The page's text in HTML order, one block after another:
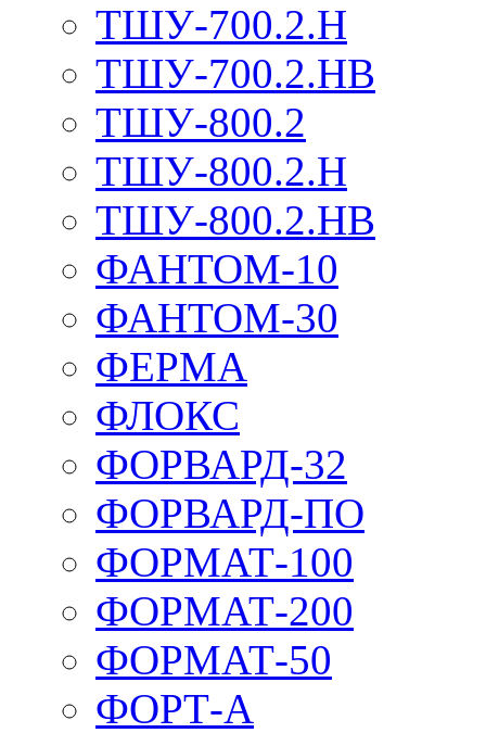
ТШУ-700.2.Н
ТШУ-700.2.НВ
ТШУ-800.2
ТШУ-800.2.Н
ТШУ-800.2.НВ
ФАНТОМ-10
ФАНТОМ-30
ФЕРМА
ФЛОКС
ФОРВАРД-32
ФОРВАРД-ПО
ФОРМАТ-100
ФОРМАТ-200
ФОРМАТ-50
ФОРТ-А